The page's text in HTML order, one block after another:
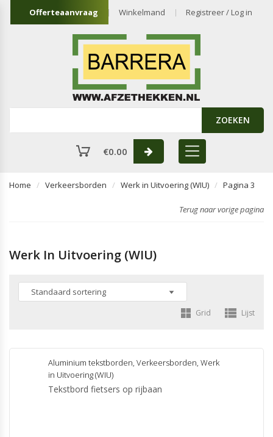
Offerteaanvraag Winkelmand Registreer / Log in
ZOEKEN
€0.00
Home Verkeersborden Werk in Uitvoering (WIU) Pagina 3
Terug naar vorige pagina
Werk In Uitvoering (WIU)
Grid Lijst
Aluminium tekstborden, Verkeersborden, Werk
in Uitvoering (WIU)
Tekstbord fietsers op rijbaan